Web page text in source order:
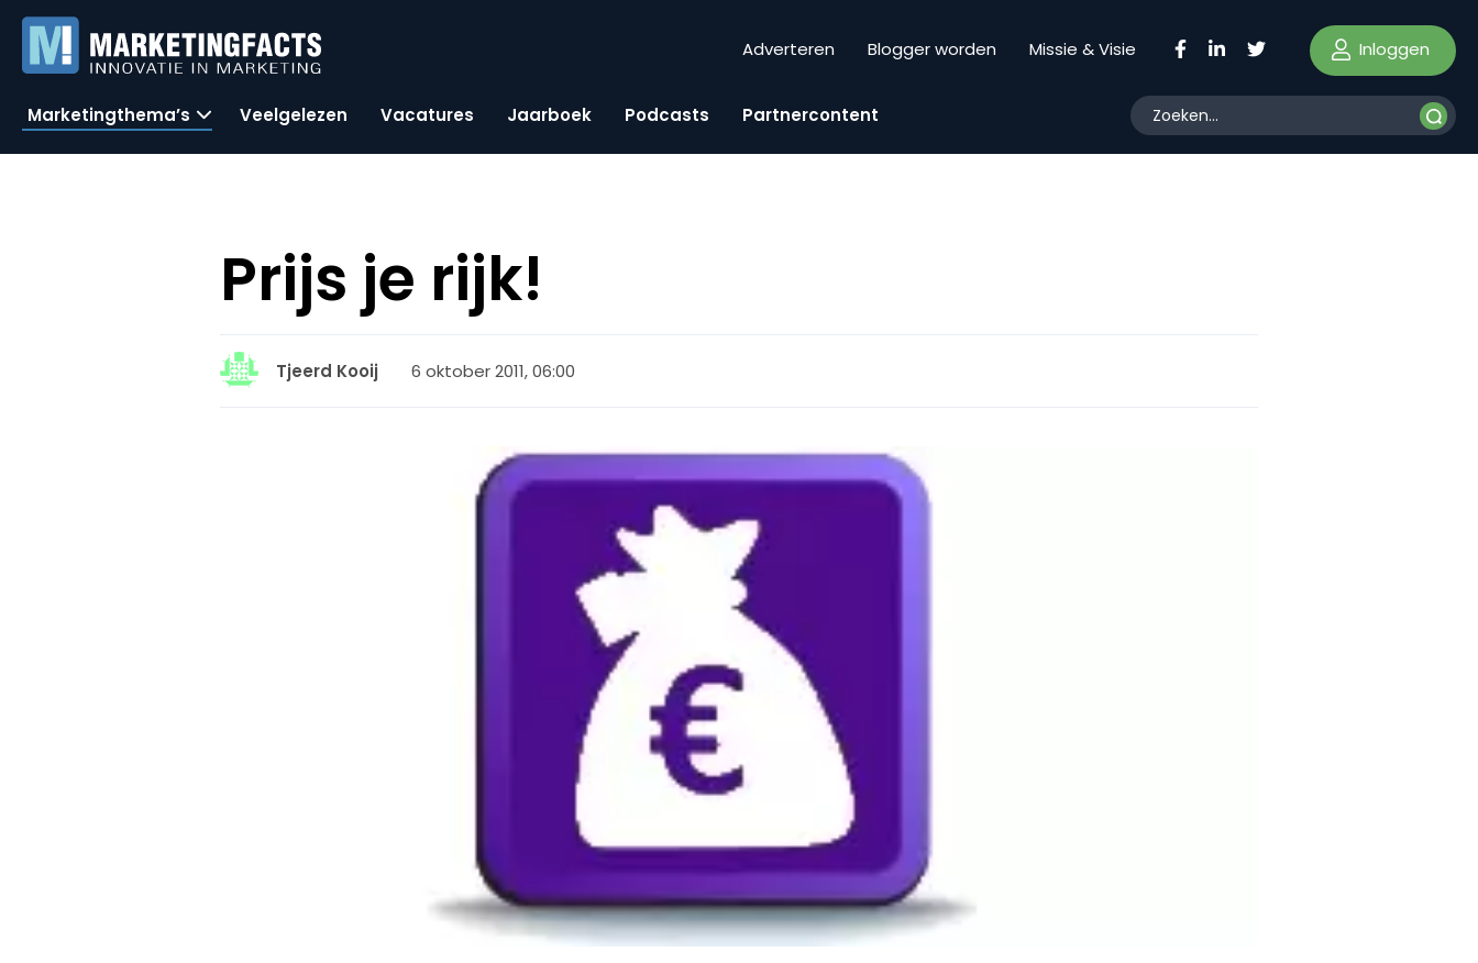
Adverteren Blogger worden Missie & Visie Inloggen
Marketingthema’s Veelgelezen Vacatures Jaarboek Podcasts Partnercontent
Prijs je rijk!
Tjeerd Kooij 6 oktober 2011, 06:00